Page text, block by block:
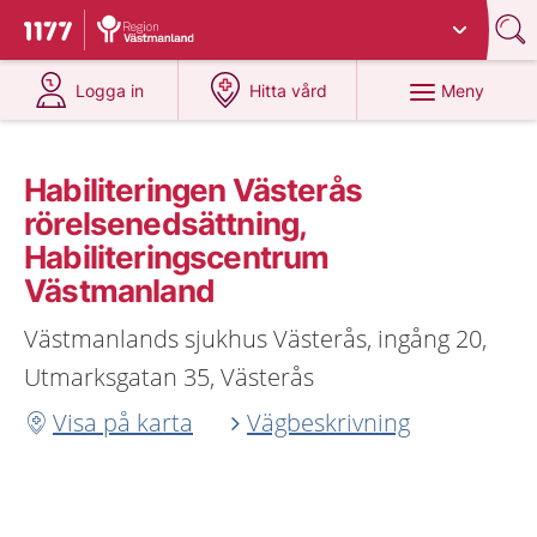
Till startsidan för 1177
Du har valt region
Logga in
på 1177.se
Hitta vård
på 1177.se
Meny
Habiliteringen Västerås
rörelsenedsättning,
Habiliteringscentrum
Västmanland
Västmanlands sjukhus Västerås, ingång 20,
Utmarksgatan 35, Västerås
Visa på karta
Vägbeskrivning